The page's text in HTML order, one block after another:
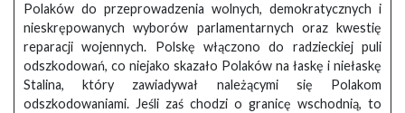
Polaków do przeprowadzenia wolnych, demokratycznych i
nieskrępowanych wyborów parlamentarnych oraz kwestię
reparacji wojennych. Polskę włączono do radzieckiej puli
odszkodowań, co niejako skazało Polaków na łaskę i niełaskę
Stalina, który zawiadywał należącymi się Polakom
odszkodowaniami. Jeśli zaś chodzi o granicę wschodnią, to